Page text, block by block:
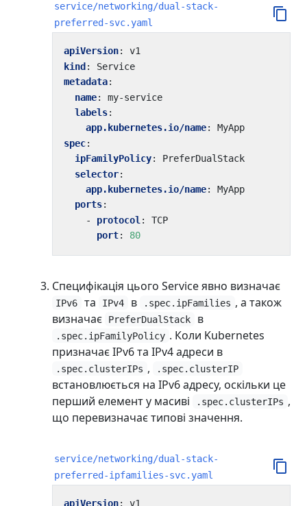
service/networking/dual-stack-
preferred-svc.yaml
apiVersion:
v1
kind :
Service
metadata:
name:
my-service
labels:
app.kubernetes.io/name:
MyApp
spec:
ipFamilyPolicy:
PreferDualStack
selector:
app.kubernetes.io/name:
MyApp
ports:
- protocol :
TCP
port: 80
Специфікація цього Service явно визначає
IPv6 та IPv4 в .spec.ipFamilies , а також
визначає
PreferDualStack в
.spec.ipFamilyPolicy . Коли Kubernetes
призначає IPv6 та IPv4 адреси в
.spec.clusterIPs , .spec.clusterIP
встановлюється на IPv6 адресу, оскільки це
перший елемент у масиві
.spec.clusterIPs ,
що перевизначає типові значення.
service/networking/dual-stack-
preferred-ipfamilies-svc.yaml
apiVersion: v1